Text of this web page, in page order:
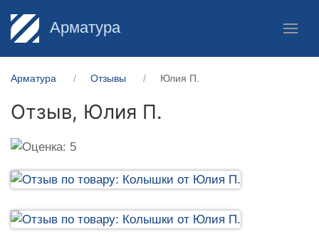
Арматура
Арматура Отзывы Юлия П.
Отзыв, Юлия П.